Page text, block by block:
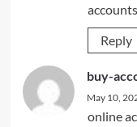
Reply
buy-
May 10,
online